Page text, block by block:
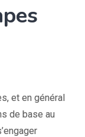
et en général
de base au